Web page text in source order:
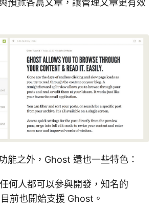
能之外，Ghost 還也一些特色：
何人都可以參與開發，知名的
前也開始支援 Ghost。